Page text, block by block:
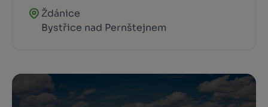
Ždánice
Bystřice nad Pernštejnem